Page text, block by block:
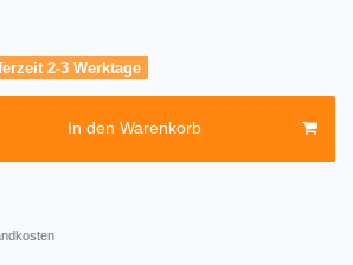
2-3 Werktage
In den Warenkorb